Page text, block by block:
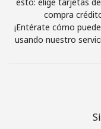
compra
¡Entérate cómo
usando nuestro